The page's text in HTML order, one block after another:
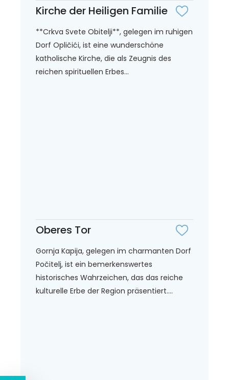
Kirche der Heiligen Familie
**Crkva Svete Obitelji**, gelegen im ruhigen
Dorf Opličići, ist eine wunderschöne
katholische Kirche, die als Zeugnis des
reichen spirituellen Erbes...
Oberes Tor
Gornja Kapija, gelegen im charmanten Dorf
Počitelj, ist ein bemerkenswertes
historisches Wahrzeichen, das das reiche
kulturelle Erbe der Region präsentiert....